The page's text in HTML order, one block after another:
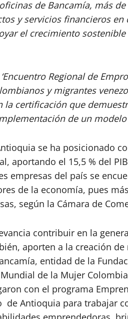
de Bancamía, más
y servicios financieros en
el crecimiento
Regional de
y migrantes
la certificación que
de un
se ha posicionado
aportando el 15,5 % del
empresas del país se
de la economía, pues
según la Cámara de
contribuir en la
aporten a la creación
entidad de la
de la Mujer
con el programa
de Antioquia para trabajar